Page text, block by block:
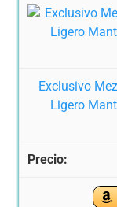
Exclusivo
Ligero